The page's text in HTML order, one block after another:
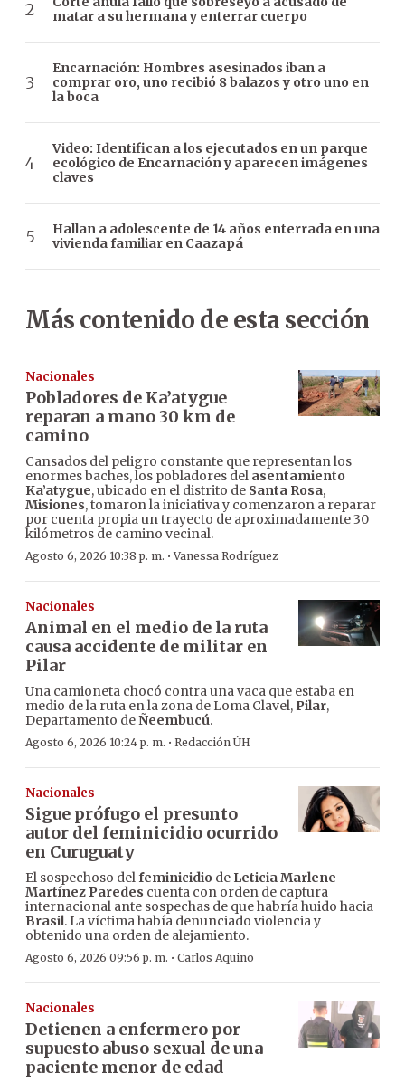
matar a su hermana y enterrar cuerpo
Encarnación: Hombres asesinados iban a
comprar oro, uno recibió 8 balazos y otro uno en
la boca
Video: Identifican a los ejecutados en un parque
ecológico de Encarnación y aparecen imágenes
claves
Hallan a adolescente de 14 años enterrada en una
vivienda familiar en Caazapá
Más contenido de esta sección
Nacionales
Pobladores de Ka’atygue
reparan a mano 30 km de
camino
Cansados del peligro constante que representan los
enormes baches, los pobladores del asentamiento
Ka’atygue, ubicado en el distrito de Santa Rosa,
Misiones, tomaron la iniciativa y comenzaron a reparar
por cuenta propia un trayecto de aproximadamente 30
kilómetros de camino vecinal.
Agosto 6, 2026 10:38 p. m. ·Vanessa Rodríguez
Nacionales
Animal en el medio de la ruta
causa accidente de militar en
Pilar
Una camioneta chocó contra una vaca que estaba en
medio de la ruta en la zona de Loma Clavel, Pilar,
Departamento deÑeembucú.
Agosto 6, 2026 10:24 p. m. · Redacción ÚH
Nacionales
Sigue prófugo el presunto
autor del feminicidio ocurrido
en Curuguaty
El sospechoso delfeminicidio de Leticia Marlene
Martínez Paredes cuenta con orden de captura
internacional ante sospechas de que habría huido hacia
Brasil. La víctima había denunciado violencia y
obtenido una orden de alejamiento.
Agosto 6, 2026 09:56 p. m. · Carlos Aquino
Nacionales
Detienen a enfermero por
supuesto abuso sexual de una
paciente menor de edad